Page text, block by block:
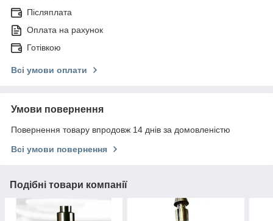
Післяплата
Оплата на рахунок
Готівкою
Всі умови оплати
Умови повернення
Повернення товару впродовж 14 днів за домовленістю
Всі умови повернення
Подібні товари компанії